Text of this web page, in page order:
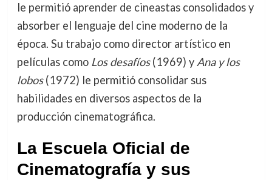
le permitió aprender de cineastas consolidados y
absorber el lenguaje del cine moderno de la
época. Su trabajo como director artístico en
películas como Los desafíos(1969) y Ana y los
lobos(1972) le permitió consolidar sus
habilidades en diversos aspectos de la
producción cinematográfica.
La Escuela Oficial de
Cinematografía y sus